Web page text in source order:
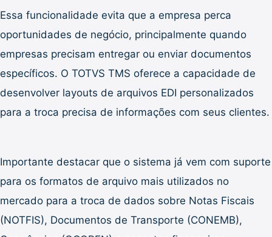
Essa funcionalidade evita que a empresa perca
oportunidades de negócio, principalmente quando
empresas precisam entregar ou enviar documentos
específicos. O TOTVS TMS oferece a capacidade de
desenvolver layouts de arquivos EDI personalizados
para a troca precisa de informações com seus clientes.
Importante destacar que o sistema já vem com suporte
para os formatos de arquivo mais utilizados no
mercado para a troca de dados sobre Notas Fiscais
(NOTFIS), Documentos de Transporte (CONEMB),